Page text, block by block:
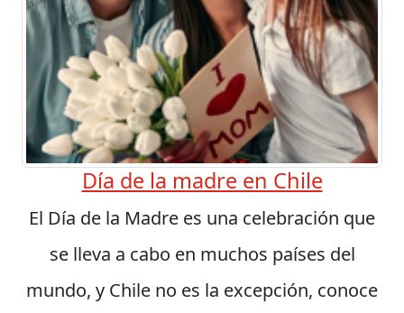
Día de la madre en Chile
El Día de la Madre es una celebración que
se lleva a cabo en muchos países del
mundo, y Chile no es la excepción, conoce